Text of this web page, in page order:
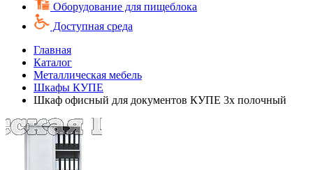
Оборудование для пищеблока
Доступная среда
Главная
Каталог
Металлическая мебель
Шкафы КУПЕ
Шкаф офисный для документов КУПЕ 3х полочный